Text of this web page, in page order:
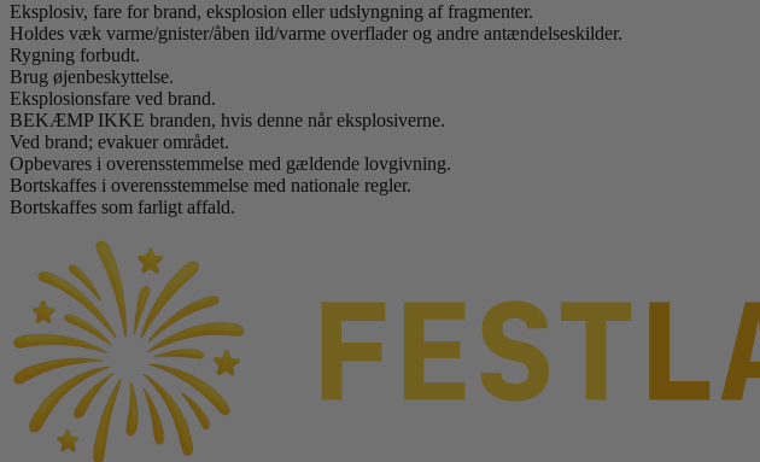
Eksplosiv, fare for brand, eksplosion eller udslyngning af fragmenter.
Holdes væk varme/gnister/åben ild/varme overflader og andre antændelseskilder.
Rygning forbudt.
Brug øjenbeskyttelse.
Eksplosionsfare ved brand.
BEKÆMP IKKE branden, hvis denne når eksplosiverne.
Ved brand; evakuer området.
Opbevares i overensstemmelse med gældende lovgivning.
Bortskaffes i overensstemmelse med nationale regler.
Bortskaffes som farligt affald.